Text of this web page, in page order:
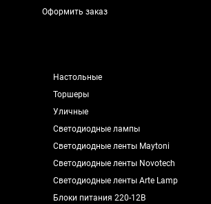
Оформить заказ
Настольные
Торшеры
Уличные
Светодиодные лампы
Светодиодные ленты Maytoni
Светодиодные ленты Novotech
Светодиодные ленты Arte Lamp
Блоки питания 220-12В